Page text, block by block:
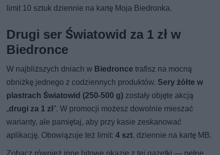
limit 10 sztuk dziennie na kartę Moja Biedronka.
Drugi ser Światowid za 1 zł w
Biedronce
W najbliższych dniach w Biedronce trafisz na mocną
obniżkę jednego z codziennych produktów. Sery żółte w
plastrach Światowid (250-500 g) zostały objęte akcją
„drugi za 1 zł”. W promocji możesz dowolnie mieszać
warianty, ale pamiętaj, aby przy kasie zeskanować
aplikację. Obowiązuje też limit:4 szt. dziennie na kartę MB.